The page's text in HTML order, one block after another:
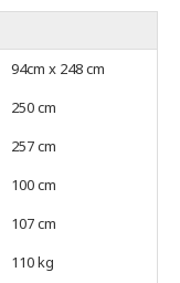
94cm x 248 cm
250 cm
257 cm
100 cm
107 cm
110 kg